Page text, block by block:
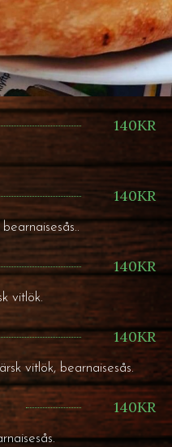
140KR
140KR
140KR
vitlök.
140KR
vitlök, bearnaisesås.
140KR